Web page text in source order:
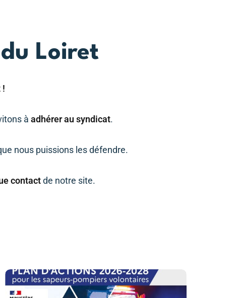
Loiret
!
à adhérer au syndicat.
nous puissions les défendre.
contactde notre site.